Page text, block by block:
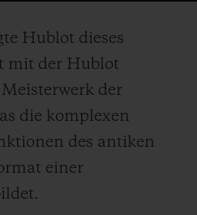
Hublot dieses
mit der Hublot
der
die komplexen
des antiken
einer